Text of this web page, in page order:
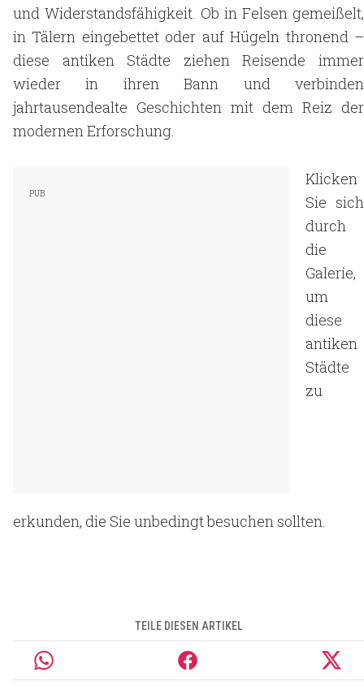
und Widerstandsfähigkeit. Ob in Felsen gemeißelt,
in Tälern eingebettet oder auf Hügeln thronend –
diese antiken Städte ziehen Reisende immer
wieder in ihren Bann und verbinden
jahrtausendealte Geschichten mit dem Reiz der
modernen Erforschung.
Klicken
Sie sich
durch
die
Galerie,
um
diese
antiken
Städte
zu
erkunden, die Sie unbedingt besuchen sollten.
TEILE DIESEN ARTIKEL